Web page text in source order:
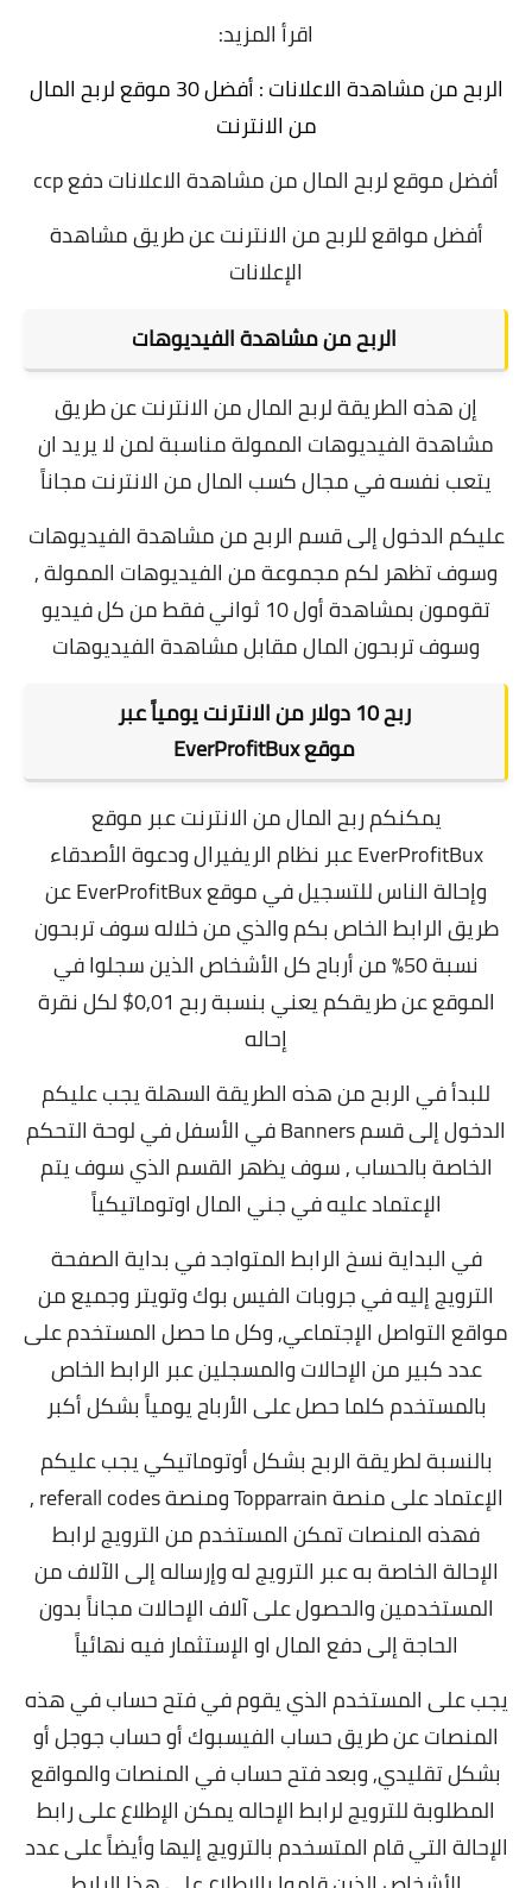
اقرأ المزيد:
الربح من مشاهدة الاعلانات : أفضل 30 موقع لربح المال
من الانترنت
أفضل موقع لربح المال من مشاهدة الاعلانات دفع ccp
أفضل مواقع للربح من الانترنت عن طريق مشاهدة
الإعلانات
الربح من مشاهدة الفيديوهات
إن هذه الطريقة لربح المال من الانترنت عن طريق
مشاهدة الفيديوهات الممولة مناسبة لمن لا يريد ان
يتعب نفسه في مجال كسب المال من الانترنت مجاناً
عليكم الدخول إلى قسم الربح من مشاهدة الفيديوهات
وسوف تظهر لكم مجموعة من الفيديوهات الممولة ,
تقومون بمشاهدة أول 10 ثواني فقط من كل فيديو
وسوف تربحون المال مقابل مشاهدة الفيديوهات
ربح 10 دولار من الانترنت يومياً عبر
موقع EverProfitBux
يمكنكم ربح المال من الانترنت عبر موقع
EverProfitBux عبر نظام الريفيرال ودعوة الأصدقاء
وإحالة الناس للتسجيل في موقع EverProfitBux عن
طريق الرابط الخاص بكم والذي من خلاله سوف تربحون
نسبة 50% من أرباح كل الأشخاص الذين سجلوا في
الموقع عن طريقكم يعني بنسبة ربح 0,01$ لكل نقرة
إحاله
للبدأ في الربح من هذه الطريقة السهلة يجب عليكم
الدخول إلى قسم Banners في الأسفل في لوحة التحكم
الخاصة بالحساب , سوف يظهر القسم الذي سوف يتم
الإعتماد عليه في جني المال اوتوماتيكياً
في البداية نسخ الرابط المتواجد في بداية الصفحة
الترويج إليه في جروبات الفيس بوك وتويتر وجميع من
مواقع التواصل الإجتماعي, وكل ما حصل المستخدم على
عدد كبير من الإحالات والمسجلين عبر الرابط الخاص
بالمستخدم كلما حصل على الأرباح يومياً بشكل أكبر
بالنسبة لطريقة الربح بشكل أوتوماتيكي يجب عليكم
الإعتماد على منصة Topparrain ومنصة referall codes ,
فهذه المنصات تمكن المستخدم من الترويج لرابط
الإحالة الخاصة به عبر الترويج له وإرساله إلى الآلاف من
المستخدمين والحصول على آلاف الإحالات مجاناً بدون
الحاجة إلى دفع المال او الإستثمار فيه نهائياً
يجب على المستخدم الذي يقوم في فتح حساب في هذه
المنصات عن طريق حساب الفيسبوك أو حساب جوجل أو
بشكل تقليدي, وبعد فتح حساب في المنصات والمواقع
المطلوبة للترويج لرابط الإحاله يمكن الإطلاع على رابط
الإحالة التي قام المتسخدم بالترويج إليها وأيضاً على عدد